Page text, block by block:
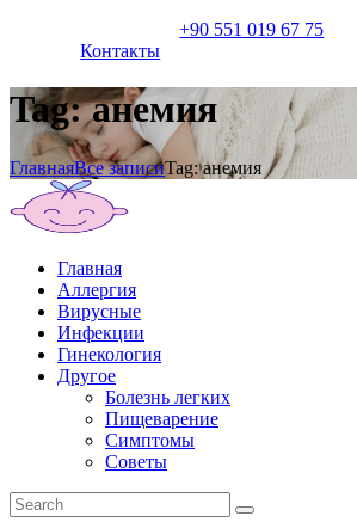
+90 551 019 67 75
Контакты
Tag: анемия
ГлавнаяВсе записиTag: анемия
Главная
Аллергия
Вирусные
Инфекции
Гинекология
Другое
Болезнь легких
Пищеварение
Симптомы
Советы